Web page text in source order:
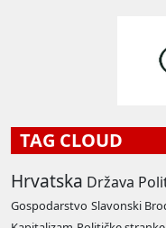
TAG CLOUD
Hrvatska Država
Gospodarstvo Slavonski